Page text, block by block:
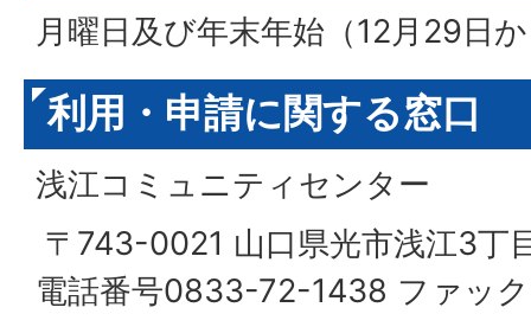
月曜日及び年末年始（12月29日
利用・申請に関する窓口
浅江コミュニティセンター
〒743-0021 山口県光市浅江3丁
電話番号0833-72-1438 ファッ